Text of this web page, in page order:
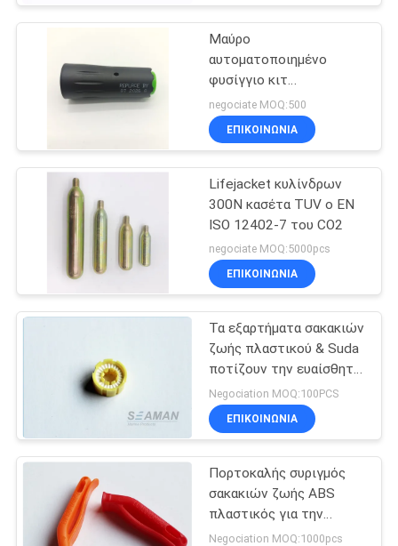
ΠΟΙΟΤΙΚΌΣ
COMPANY
SITEMAP
PRIVACY
POLICY
Εξαρτήματα
σακακιών ζωής
Αερόβιες συσκευές
Σκάλα ασφάλειας
βαρκών
8
Μαύρο
αυτοματοποιημένο
φυσίγγιο κιτ
επανεξάρτησης για
φουσκωτό σωσίβιο
negociate MOQ:500
ΕΠΙΚΟΙΝΩΝΙΑ
Lifejacket κυλίνδρων
300N κασέτα TUV ο EN
ISO 12402-7 του CO2
negociate MOQ:5000pcs
ΕΠΙΚΟΙΝΩΝΙΑ
Τα εξαρτήματα σακακιών
ζωής πλαστικού & Suda
ποτίζουν την ευαίσθητη
επανεξοπλίζοντας
εξάρτηση χαπιών
μασουριών κίτρινη
Negociation MOQ:100PCS
ΕΠΙΚΟΙΝΩΝΙΑ
Πορτοκαλής συριγμός
σακακιών ζωής ABS
πλαστικός για την
έγκριση επιβίωσης ISO
Negociation MOQ:1000pcs